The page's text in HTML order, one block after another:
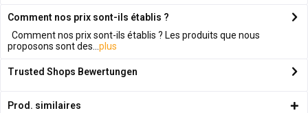
Comment nos prix sont-ils établis ?
Comment nos prix sont-ils établis ? Les produits que nous
proposons sont des... plus
Trusted Shops Bewertungen
Prod. similaires